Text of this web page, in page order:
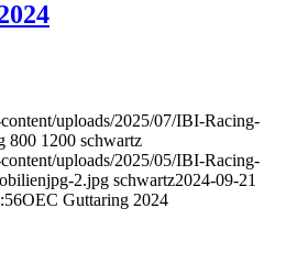
uploads/2025/07/IBI-Racing-
800 1200 schwartz
uploads/2025/05/IBI-Racing-
2.jpg schwartz2024-09-21
OEC Guttaring 2024